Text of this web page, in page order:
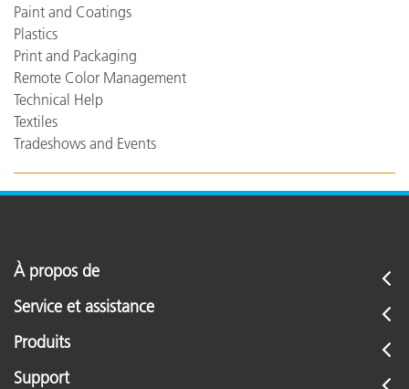
Paint and Coatings
Plastics
Print and Packaging
Remote Color Management
Technical Help
Textiles
Tradeshows and Events
À propos de
Service et assistance
Produits
Support